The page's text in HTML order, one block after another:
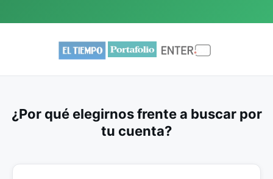
¿Por qué elegirnos frente a buscar por
tu cuenta?